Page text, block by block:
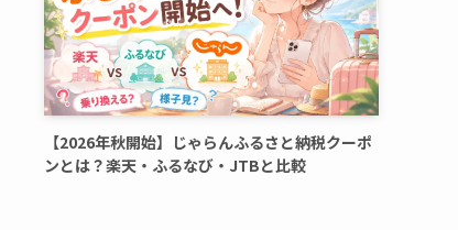
【2026年秋開始】じゃらんふるさと納税クーポ
ンとは？楽天・ふるなび・JTBと比較